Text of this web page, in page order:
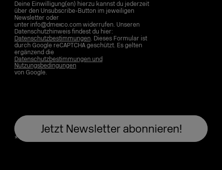
Deine Einwilligung(en) hierzu kannst du jederzeit
über den Unsubscribe-Button im jeweiligen
Newsletter oder
unter info@dmexco.com widerrufen. Unseren
Datenschutzhinweis findest du hier:
Datenschutzbestimmungen. Dieses Formular ist
durch Google reCAPTCHA geschützt. Es gelten
ergänzend die
Datenschutzbestimmungen und
Nutzungsbedingungen
von Google.